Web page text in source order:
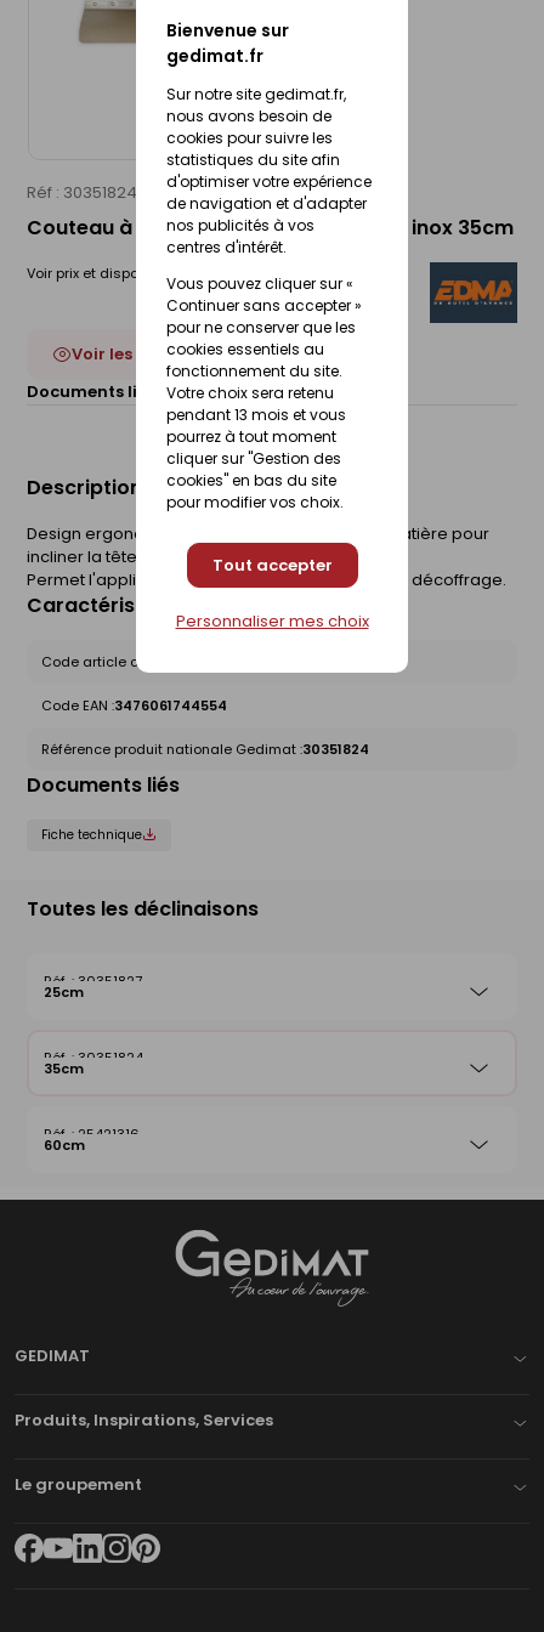
Bienvenue sur
gedimat.fr
Sur notre site gedimat.fr,
nous avons besoin de
cookies pour suivre les
statistiques du site afin
d'optimiser votre expérience
de navigation et d'adapter
nos publicités à vos
centres d'intérêt.
Vous pouvez cliquer sur «
Continuer sans accepter »
pour ne conserver que les
cookies essentiels au
fonctionnement du site.
Votre choix sera retenu
pendant 13 mois et vous
pourrez à tout moment
cliquer sur "Gestion des
cookies" en bas du site
pour modifier vos choix.
Tout accepter
Personnaliser mes choix
Réf : 30351824 EDMA
Couteau à enduire ergonomique lame inox 35cm
Voir prix et disponibilité en magasin
Voir les 3 déclinaisons
Documents liés :
Fiche technique
Description du produit
Design ergonomique muni d'une poignée bi-matière pour
incliner la tête de
Permet l'application d'enduit sur support brut de décoffrage.
Caractéristiques du produit
Code article chez le fournisseur :
Code EAN :3476061744554
Référence produit nationale Gedimat :30351824
Documents liés
Fiche technique
Toutes les déclinaisons
30351827
25cm
30351824
35cm
25421316
60cm
GEDIMAT
Produits, Inspirations, Services
Le groupement